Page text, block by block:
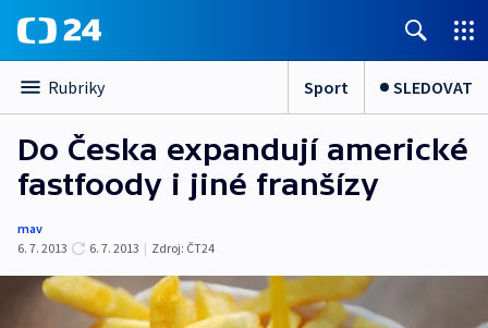
Rubriky Sport SLEDOVAT
Do Česka expandují americké
fastfoody i jiné franšízy
mav
6. 7. 2013
6. 7. 2013 | Zdroj: ČT24